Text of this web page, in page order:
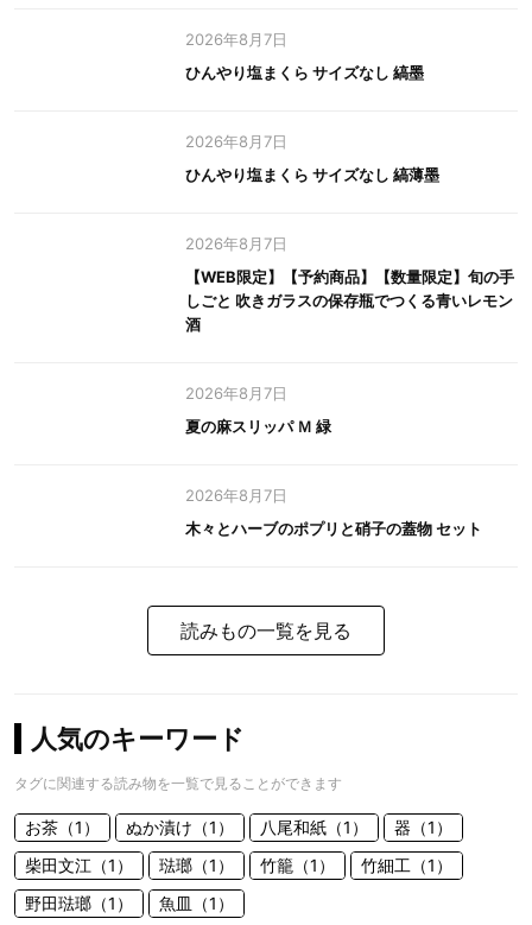
2026年8月7日
ひんやり塩まくら サイズなし 縞墨
2026年8月7日
ひんやり塩まくら サイズなし 縞薄墨
2026年8月7日
【WEB限定】【予約商品】【数量限定】旬の手
しごと 吹きガラスの保存瓶でつくる青いレモン
酒
2026年8月7日
夏の麻スリッパ Ｍ 緑
2026年8月7日
木々とハーブのポプリと硝子の蓋物 セット
読みもの一覧を見る
人気のキーワード
タグに関連する読み物を一覧で見ることができます
お茶（1） ぬか漬け（1） 八尾和紙（1）
器（1）
柴田文江（1）
琺瑯（1） 竹籠（1）
竹細工（1）
野田琺瑯（1）
魚皿（1）